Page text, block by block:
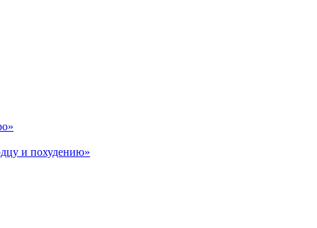
и похудению»